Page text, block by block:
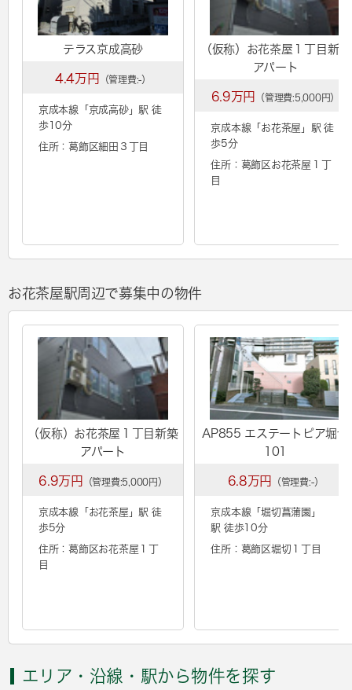
テラス京成高砂
4.4万円 （管理費:-）
京成本線「 京成高砂」駅 徒
歩10分
住所：葛飾区細田３丁目
（仮称）お花茶屋１丁目新築
アパート
6.9万円 （管理費:5,000円）
京成本線「 お花茶屋 」駅 徒
歩5分
住所：葛飾区お花茶屋１丁
目
お花茶屋駅周辺で募集中の物件
（仮称）お花茶屋１丁目新築
アパート
6.9万円 （管理費:5,000円）
京成本線「 お花茶屋 」駅 徒
歩5分
住所：葛飾区お花茶屋１丁
目
AP855 エステートピア堀切
101
6.8万円 （管理費:-）
京成本線「堀切菖蒲園 」
駅 徒歩10分
住所：葛飾区堀切１丁目
エリア・沿線・駅から物件を探す